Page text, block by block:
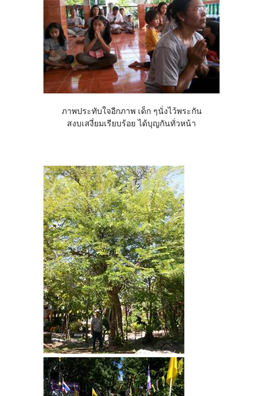
ภาพประทับใจอีกภาพ เด็ก ๆนั่งไว้พระกัน
สงบเสงี่ยมเรียบร้อย ได้บุญกันทั่วหน้า